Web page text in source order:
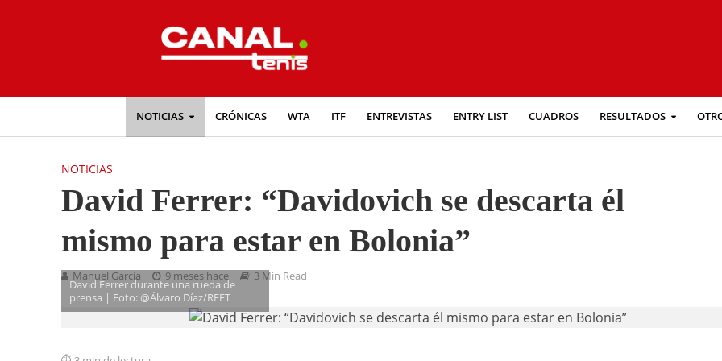
NOTICIAS CRÓNICAS WTA ITF ENTREVISTAS ENTRY LIST CUADROS RESULTADOS
NOTICIAS
David Ferrer: “Davidovich se descarta él
mismo para estar en Bolonia”
Manuel García 9 meses hace 3 Min Read
David Ferrer durante una rueda de
prensa | Foto: @Álvaro Díaz/RFET